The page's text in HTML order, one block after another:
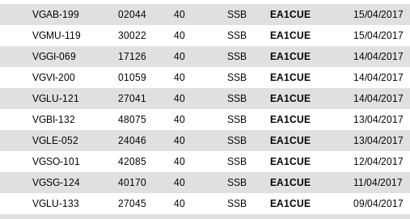
VGAB-199 02044 40 SSB EA1CUE
15/04/2017
VGMU-119 30022 40 SSB EA1CUE
15/04/2017
VGGI-069 17126 40 SSB EA1CUE
14/04/2017
VGVI-200 01059 40 SSB EA1CUE
14/04/2017
VGLU-121 27041 40 SSB EA1CUE
14/04/2017
VGBI-132 48075 40 SSB EA1CUE
13/04/2017
VGLE-052 24046 40 SSB EA1CUE
13/04/2017
VGSO-101 42085 40 SSB EA1CUE
12/04/2017
VGSG-124 40170 40 SSB EA1CUE
11/04/2017
VGLU-133 27045 40 SSB EA1CUE
09/04/2017